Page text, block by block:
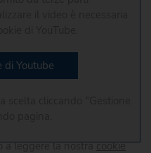
di Youtube
a leggere la nostracookie